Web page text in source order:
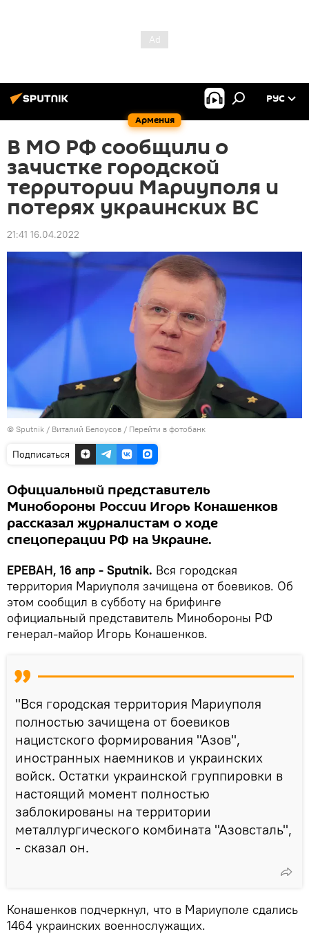
Армения
РУС
В МО РФ сообщили о
зачистке городской
территории Мариуполя и
потерях украинских ВС
21:41 16.04.2022
© Sputnik / Виталий Белоусов / Перейти в фотобанк
Подписаться
Официальный представитель
Минобороны России Игорь Конашенков
рассказал журналистам о ходе
спецоперации РФ на Украине.
ЕРЕВАН, 16 апр - Sputnik. Вся городская
территория Мариуполя зачищена от боевиков. Об
этом сообщил в субботу на брифинге
официальный представитель Минобороны РФ
генерал-майор Игорь Конашенков.
"Вся городская территория Мариуполя
полностью зачищена от боевиков
нацистского формирования "Азов",
иностранных наемников и украинских
войск. Остатки украинской группировки в
настоящий момент полностью
заблокированы на территории
металлургического комбината "Азовсталь",
- сказал он.
Конашенков подчеркнул, что в Мариуполе сдались
1464 украинских военнослужащих.